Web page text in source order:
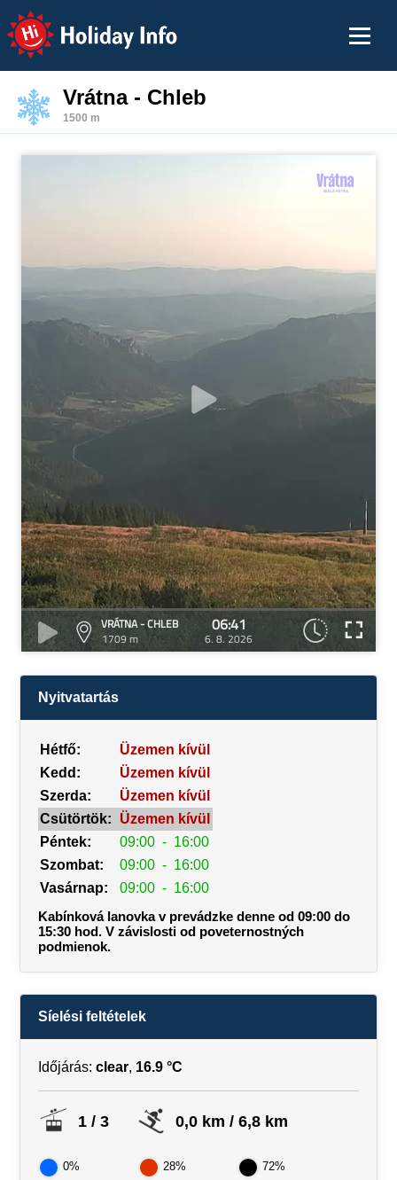
Holiday Info
Vrátna - Chleb
1500 m
VRÁTNA - CHLEB
1709 m
06:41
6. 8. 2026
Nyitvatartás
Hétfő:
Üzemen kívül
Kedd:
Üzemen kívül
Szerda:
Üzemen kívül
Csütörtök:
Üzemen kívül
Péntek:
09:00 - 16:00
Szombat:
09:00 - 16:00
Vasárnap:
09:00 - 16:00
Kabínková lanovka v prevádzke denne od 09:00 do
15:30 hod. V závislosti od poveternostných
podmienok.
Síelési feltételek
Időjárás: clear, 16.9 °C
1 / 3 0,0 km / 6,8 km
0% 28% 72%